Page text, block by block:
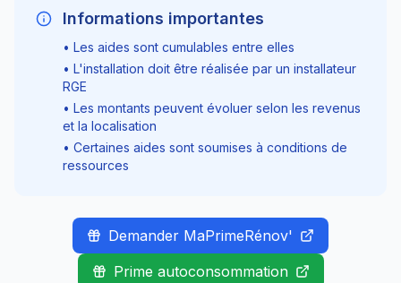
Informations importantes
• Les aides sont cumulables entre elles
• L'installation doit être réalisée par un installateur
RGE
• Les montants peuvent évoluer selon les revenus
et la localisation
• Certaines aides sont soumises à conditions de
ressources
Demander MaPrimeRénov'
Prime autoconsommation